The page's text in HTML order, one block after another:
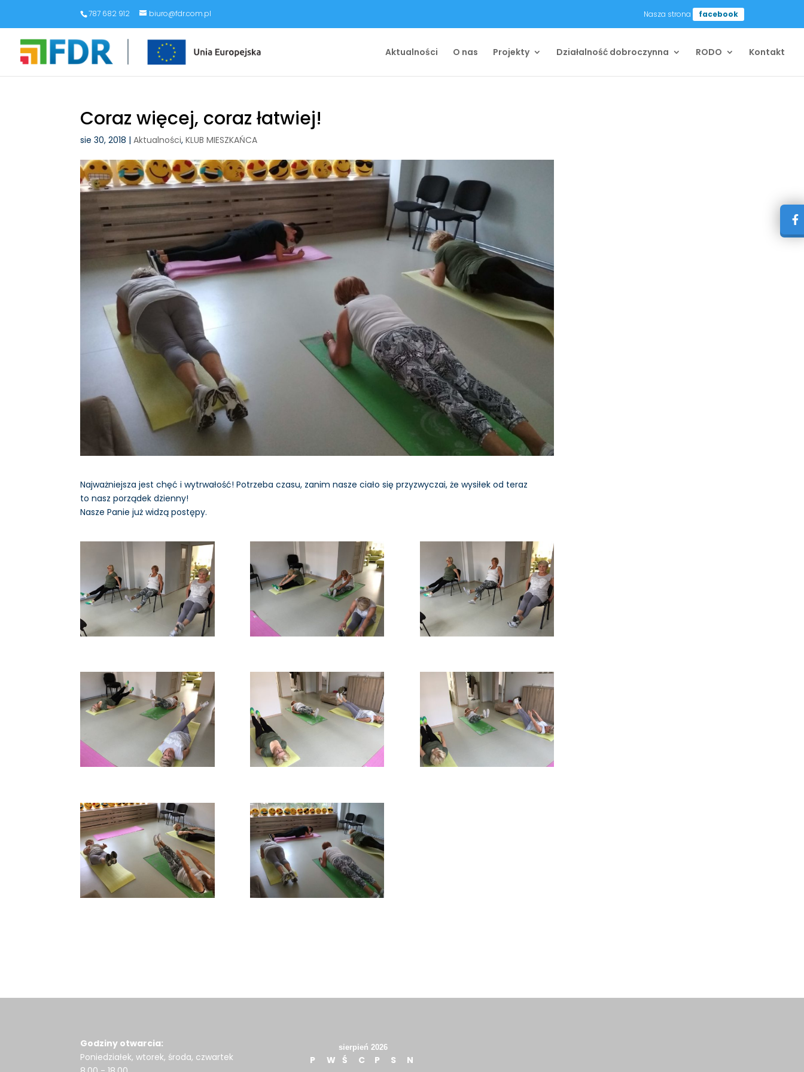
787 682 912 biuro@fdr.com.pl Nasza strona facebook
Aktualności O nas Projekty Działalność dobroczynna RODO Kontakt
Coraz więcej, coraz łatwiej!
sie 30, 2018 |Aktualności,KLUB MIESZKAŃCA
Najważniejsza jest chęć i wytrwałość! Potrzeba czasu, zanim nasze ciało się przyzwyczai, że wysiłek od teraz
to nasz porządek dzienny!
Nasze Panie już widzą postępy.
Godziny otwarcia:
Poniedziałek, wtorek, środa, czwartek
sierpień 2026
P W Ś C P S
N